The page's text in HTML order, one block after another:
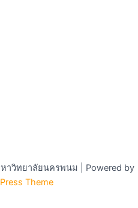
าวิทยาลัยนครพนม | Powered by
Theme